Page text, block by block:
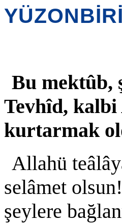
Bu mektûb,
Tevhîd, kalbi
kurtarmak
Allahü
selâmet olsun!
şeylere